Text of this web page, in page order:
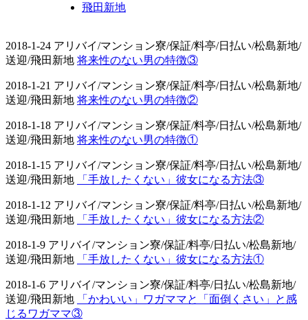
飛田新地
2018-1-24 アリバイ/マンション寮/保証/料亭/日払い/松島新地/
送迎/飛田新地 将来性のない男の特徴③
2018-1-21 アリバイ/マンション寮/保証/料亭/日払い/松島新地/
送迎/飛田新地 将来性のない男の特徴②
2018-1-18 アリバイ/マンション寮/保証/料亭/日払い/松島新地/
送迎/飛田新地 将来性のない男の特徴①
2018-1-15 アリバイ/マンション寮/保証/料亭/日払い/松島新地/
送迎/飛田新地
「手放したくない」彼女になる方法③
2018-1-12 アリバイ/マンション寮/保証/料亭/日払い/松島新地/
送迎/飛田新地
「手放したくない」彼女になる方法②
2018-1-9 アリバイ/マンション寮/保証/料亭/日払い/松島新地/
送迎/飛田新地
「手放したくない」彼女になる方法①
2018-1-6 アリバイ/マンション寮/保証/料亭/日払い/松島新地/
送迎/飛田新地
「かわいい」ワガママと「面倒くさい」と感
じるワガママ③